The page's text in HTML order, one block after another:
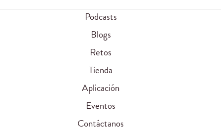
Podcasts
Blogs
Retos
Tienda
Aplicación
Eventos
Contáctanos